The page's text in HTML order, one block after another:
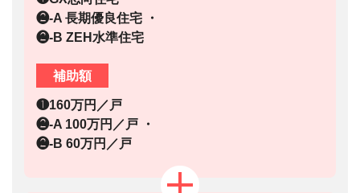
❷-A 長期優良住宅 ・
❷-B ZEH水準住宅
補助額
❶160万円／戸
❷-A 100万円／戸 ・
❷-B 60万円／戸